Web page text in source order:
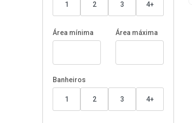
1 2 3 4+
Área mínima Área máxima
Banheiros
1 2 3 4+